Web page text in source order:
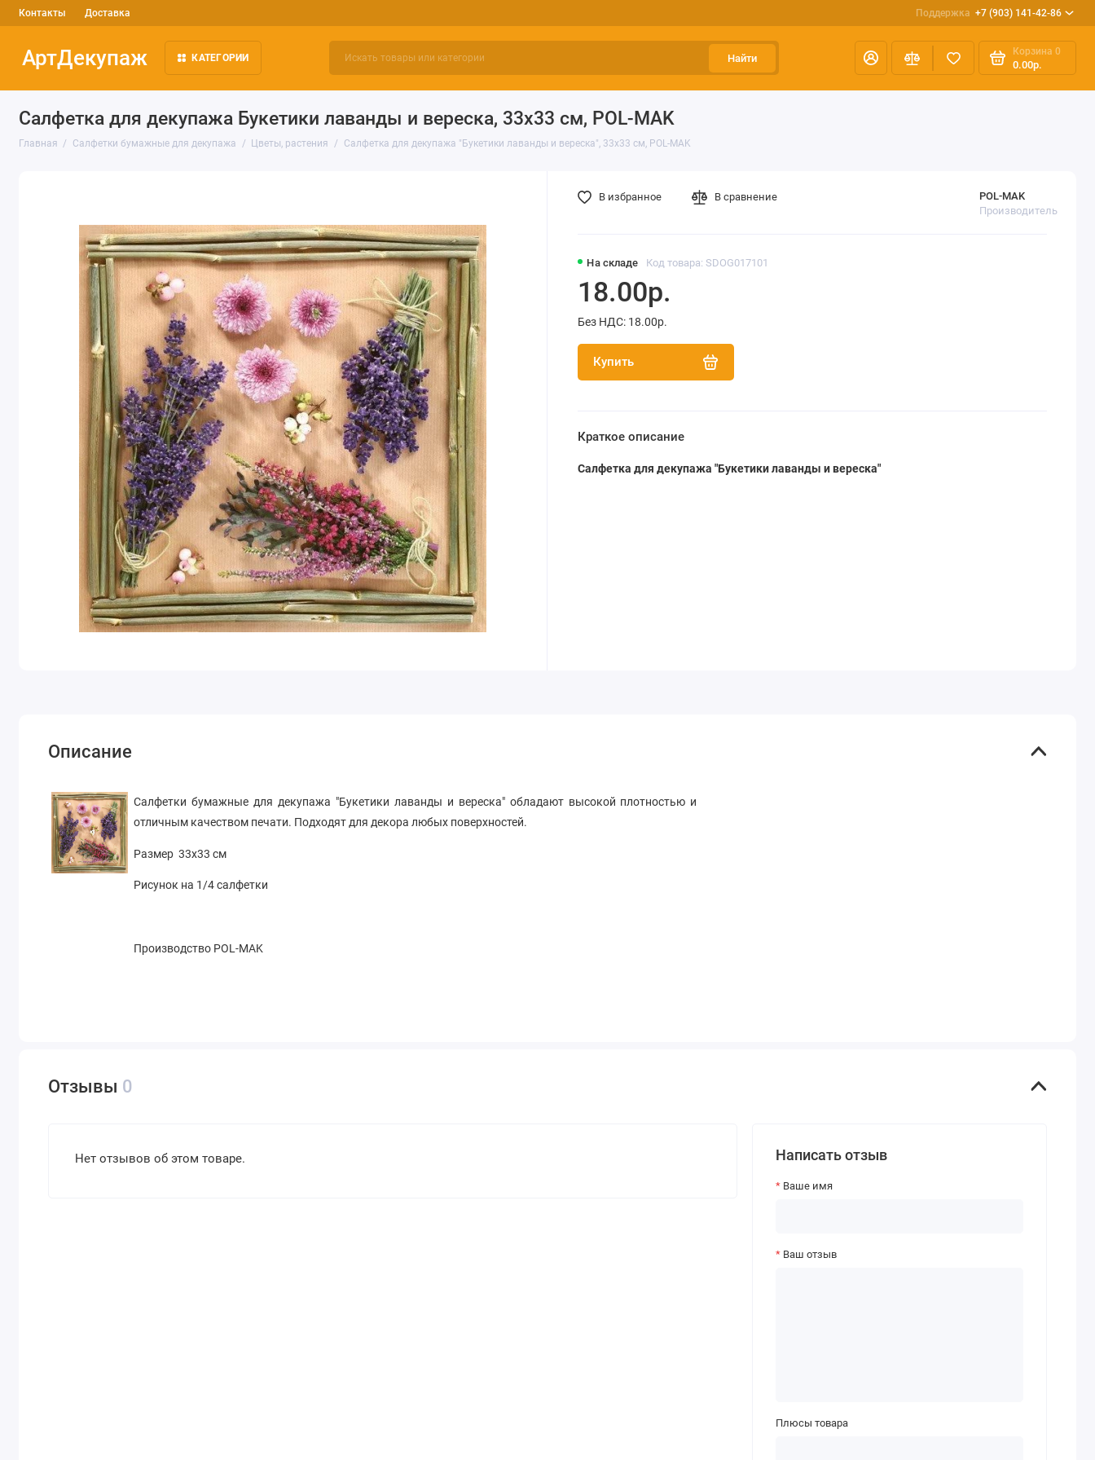
Контакты Доставка Поддержка +7 (903) 141-42-86
АртДекупаж КАТЕГОРИИ Найти
Корзина 0
0.00р.
Салфетка для декупажа Букетики лаванды и вереска, 33х33 см, POL-MAK
Главная Салфетки бумажные для декупажа Цветы, растения Салфетка для декупажа "Букетики лаванды и вереска", 33х33 см, POL-MAK
На складе Код товара: SDOG017101
POL-MAK
Производитель
18.00р.
Без НДС: 18.00р.
Купить
В избранное В сравнение
Краткое описание
Салфетка для декупажа "Букетики лаванды и вереска"
Описание
Салфетки бумажные для декупажа "Букетики лаванды и вереска" обладают высокой плотностью и
отличным качеством печати. Подходят для декора любых поверхностей.
Размер 33х33 см
Рисунок на 1/4 салфетки
Производство POL-MAK
Отзывы 0
Нет отзывов об этом товаре. Написать отзыв
Ваше имя
Ваш отзыв
Плюсы товара